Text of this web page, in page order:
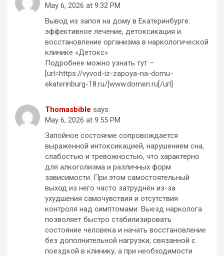
May 6, 2026 at 9:32 PM
Вывод из запоя на дому в Екатеринбурге:
эффективное лечение, детоксикация и
восстановление организма в наркологической
клинике «Детокс»
Подробнее можно узнать тут –
[url=https://vyvod-iz-zapoya-na-domu-
ekaterinburg-18.ru/]www.domen.ru[/url]
Thomasbible says:
May 6, 2026 at 9:55 PM
Запойное состояние сопровождается
выраженной интоксикацией, нарушением сна,
слабостью и тревожностью, что характерно
для алкоголизма и различных форм
зависимости. При этом самостоятельный
выход из него часто затруднён из-за
ухудшения самочувствия и отсутствия
контроля над симптомами. Выезд нарколога
позволяет быстро стабилизировать
состояние человека и начать восстановление
без дополнительной нагрузки, связанной с
поездкой в клинику, а при необходимости